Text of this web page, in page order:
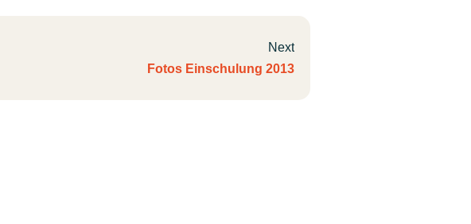
Next
Fotos Einschulung 2013